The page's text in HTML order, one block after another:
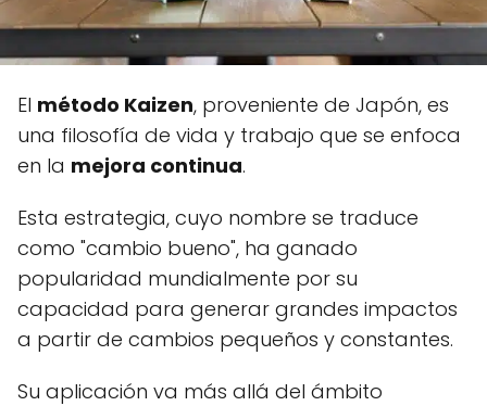
El método Kaizen, proveniente de Japón, es
una filosofía de vida y trabajo que se enfoca
en la mejora continua.
Esta estrategia, cuyo nombre se traduce
como "cambio bueno", ha ganado
popularidad mundialmente por su
capacidad para generar grandes impactos
a partir de cambios pequeños y constantes.
Su aplicación va más allá del ámbito